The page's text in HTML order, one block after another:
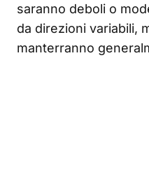
saranno deboli o
da direzioni variabili,
manterranno